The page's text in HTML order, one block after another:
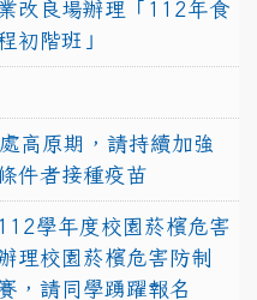
改良場辦理「112年食
初階班」
高原期，請持續加強
件者接種疫苗
學年度校園菸檳危害
理校園菸檳危害防制
，請同學踴躍報名